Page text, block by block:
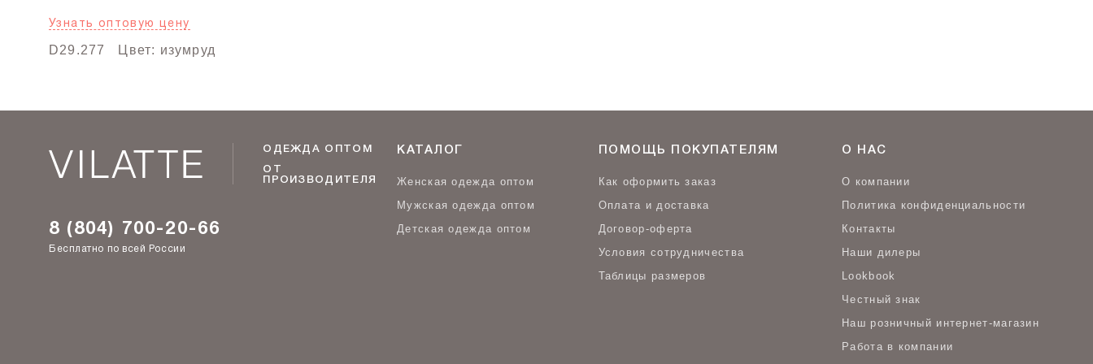
Узнать оптовую цену
D29.277 Цвет: изумруд
ОДЕЖДА ОПТОМ
ОТ
ПРОИЗВОДИТЕЛЯ
8 (804) 700-20-66
Бесплатно по всей России
КАТАЛОГ
Женская одежда оптом
Мужская одежда оптом
Детская одежда оптом
ПОМОЩЬ ПОКУПАТЕЛЯМ
Как оформить заказ
Оплата и доставка
Договор-оферта
Условия сотрудничества
Таблицы размеров
О НАС
О компании
Политика конфиденциальности
Контакты
Наши дилеры
Lookbook
Честный знак
Наш розничный интернет-магазин
Работа в компании